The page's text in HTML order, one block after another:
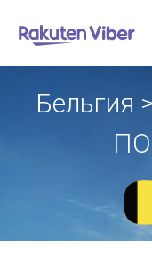
Бельгия